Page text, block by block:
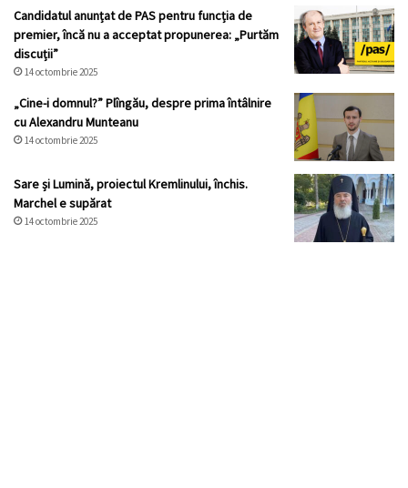
Candidatul anunțat de PAS pentru funcția de
premier, încă nu a acceptat propunerea: „Purtăm
discuții”
14 octombrie 2025
„Cine-i domnul?” Plîngău, despre prima întâlnire
cu Alexandru Munteanu
14 octombrie 2025
Sare și Lumină, proiectul Kremlinului, închis.
Marchel e supărat
14 octombrie 2025